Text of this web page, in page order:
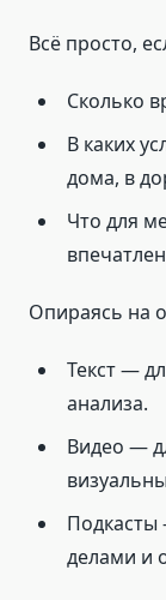
Всё просто,
Сколько
В каких
дома, в
Что для
Опираясь на
Текст —
анализа.
Видео —
Подкасты
делами и